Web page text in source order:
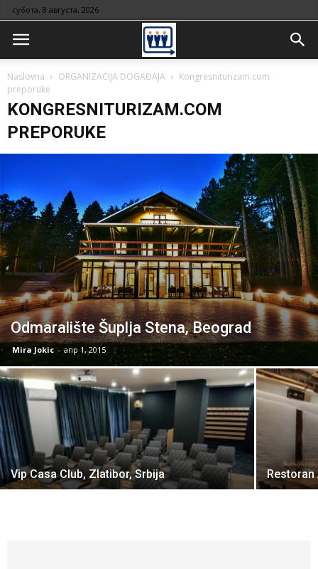
субота, 8 августа, 2026
Naslovna ORGANIZACIJA DOGAĐAJA
Kongresniturizam.com
preporuke
KONGRESNITURIZAM.COM
PREPORUKE
Odmaralište Šuplja Stena, Beograd
Mira Jokic - апр 1, 2015
Vip Casa Club, Zlatibor, Srbija Restoran